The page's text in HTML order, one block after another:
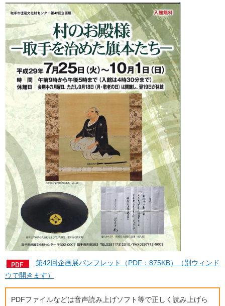
第42回企画展パンフレット（PDF：875KB）（別ウィンド
ウで開きます）
PDFファイルなどは音声読み上げソフト等で正しく読み上げら